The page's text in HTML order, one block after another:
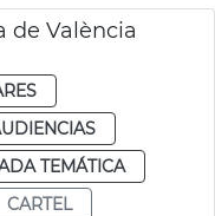
de València
TEMÁTICA
CARTEL